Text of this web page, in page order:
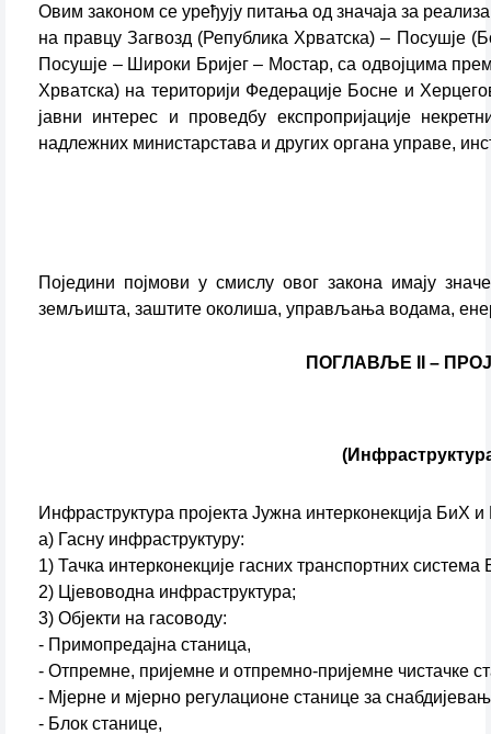
Овим законом се уређују питања од значаја за
на правцу Загвозд (Република Хрватска) – Посушје
Посушје – Широки Бријег – Мостар, са одвојцима
Хрватска) на територији Федерације Босне и
јавни интерес и проведбу експропријације
надлежних министарстава и других органа управе,
Поједини појмови у смислу овог закона имају
земљишта, заштите околиша, управљања водама,
ПОГЛАВЉЕ II –
Инфраструктура пројекта Јужна интерконекција БиХ
а) Гасну инфраструктуру:
1) Тачка интерконекције гасних транспортних
2) Цјевоводна инфраструктура;
3) Објекти на гасоводу:
- Примопредајна станица,
- Отпремне, пријемне и отпремно-пријемне чистачке
- Мјерне и мјерно регулационе станице за
- Блок станице,